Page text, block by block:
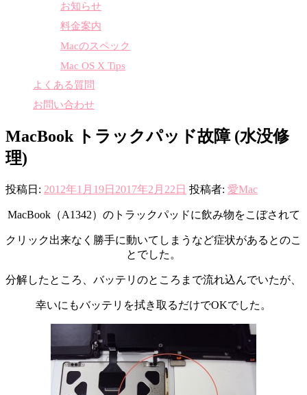
お知らせ
料金案内
Macのスペック
Mac OS X Tips
よくある質問
お問い合わせ
MacBook トラックパッド故障 (水没修
理)
投稿日: 2012年1月19日 2017年2月22日 投稿者: 愛Mac
MacBook（A1342）のトラックパッドに飲み物をこぼされて
クリック出来なく勝手に動いてしまうなど症状があるとのこ
とでした。
分解したところ、バッテリのところまで流れ込んでいたが、
幸いにもバッテリを拭き取るだけでOKでした。